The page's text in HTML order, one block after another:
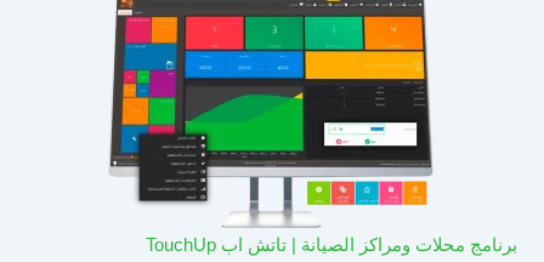
برنامج محلات ومراكز الصيانة | تاتش اب TouchUp